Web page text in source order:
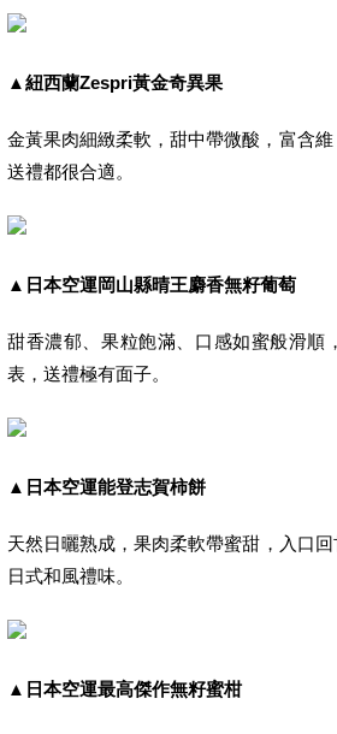
▲紐西蘭Zespri黃金奇異果
金黃果肉細緻柔軟，甜中帶微酸，富含
送禮都很合適。
▲ 日本空運岡山縣晴王麝香無籽葡萄
甜香濃郁、果粒飽滿、口感如蜜般滑順
表，送禮極有面子。
▲ 日本空運能登志賀柿餅
天然日曬熟成，果肉柔軟帶蜜甜，入口
日式和風禮味。
▲ 日本空運最高傑作無籽蜜柑